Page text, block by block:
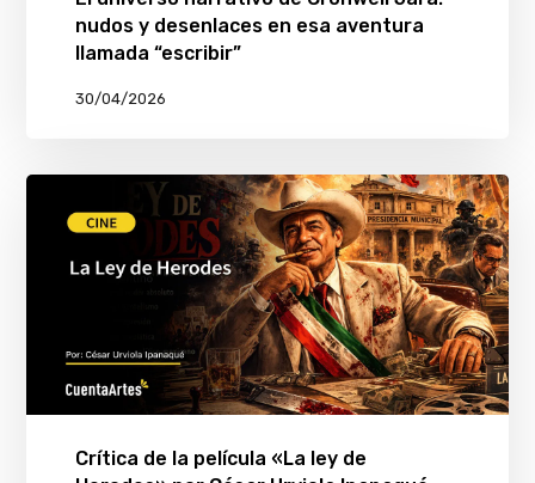
nudos y desenlaces en esa aventura
llamada “escribir”
30/04/2026
Crítica de la película «La ley de